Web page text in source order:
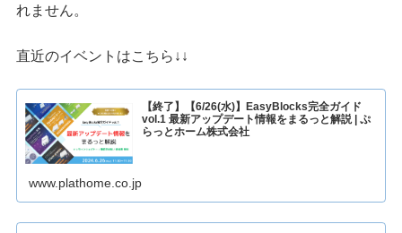
れません。
直近のイベントはこちら↓↓
【終了】【6/26(水)】EasyBlocks完全ガイド
vol.1 最新アップデート情報をまるっと解説 | ぷ
らっとホーム株式会社
www.plathome.co.jp